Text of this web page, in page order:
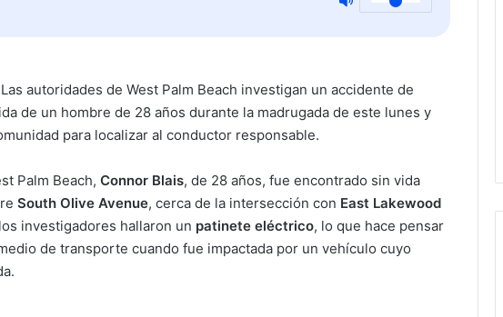
autoridades de West Palm Beach investigan un accidente de
de un hombre de 28 años durante la madrugada de este lunes y
para localizar al conductor responsable.
Palm Beach, Connor Blais, de 28 años, fue encontrado sin vida
South Olive Avenue, cerca de la intersección con East Lakewood
investigadores hallaron un patinete eléctrico, lo que hace pensar
de transporte cuando fue impactada por un vehículo cuyo